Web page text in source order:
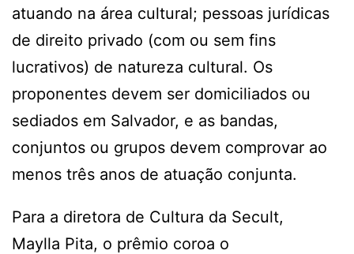
atuando na área cultural; pessoas jurídicas
de direito privado (com ou sem fins
lucrativos) de natureza cultural. Os
proponentes devem ser domiciliados ou
sediados em Salvador, e as bandas,
conjuntos ou grupos devem comprovar ao
menos três anos de atuação conjunta.
Para a diretora de Cultura da Secult,
Maylla Pita, o prêmio coroa o